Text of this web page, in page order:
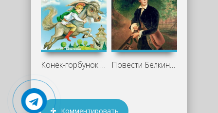
Конёк-горбунок - Петр Ершов Повести Белкина - Александр Пушкин
Комментировать